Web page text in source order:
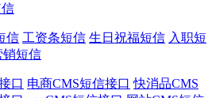
信 工资条短信 生日祝福短信 入职短
销短信
口 电商CMS短信接口 快消品CMS